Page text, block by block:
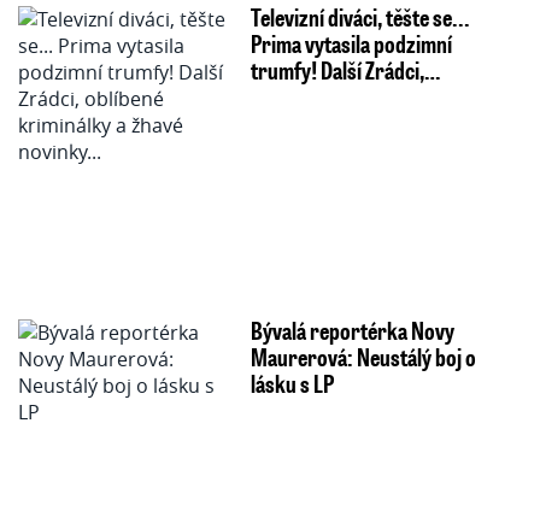
Televizní diváci, těšte se...
Prima vytasila podzimní
trumfy! Další Zrádci,…
Bývalá reportérka Novy
Maurerová: Neustálý boj o
lásku s LP